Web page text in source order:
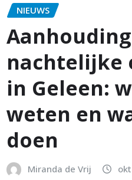
NIEUWS
nachtelijke
in Geleen:
weten en
doen
Miranda de Vrij